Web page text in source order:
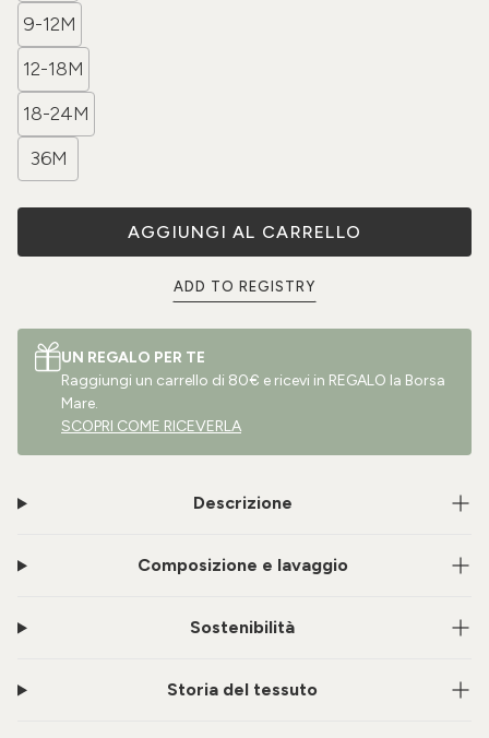
9-12M
12-18M
18-24M
36M
AGGIUNGI AL CARRELLO
ADD TO REGISTRY
UN REGALO PER TE
Raggiungi un carrello di 80€ e ricevi in REGALO la Borsa
Mare.
SCOPRI COME RICEVERLA
Descrizione
Composizione e lavaggio
Sostenibilità
Storia del tessuto